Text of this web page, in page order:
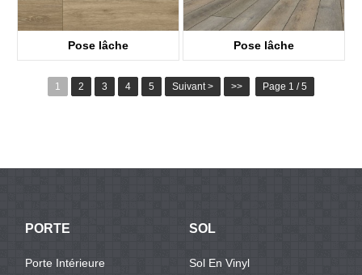
Pose lâche Pose lâche
1 2 3 4 5 Suivant > >> Page 1 / 5
PORTE
Porte Intérieure
SOL
Sol En Vinyl